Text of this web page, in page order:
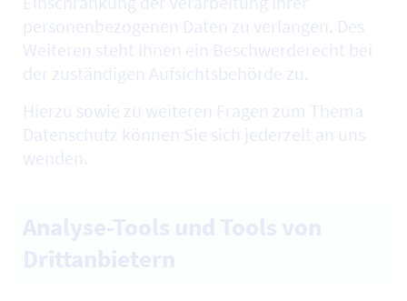
personenbezogenen Daten zu verlangen. Des
Weiteren steht Ihnen ein Beschwerderecht bei
der zuständigen Aufsichtsbehörde zu.
Hierzu sowie zu weiteren Fragen zum Thema
Datenschutz können Sie sich jederzeit an uns
wenden.